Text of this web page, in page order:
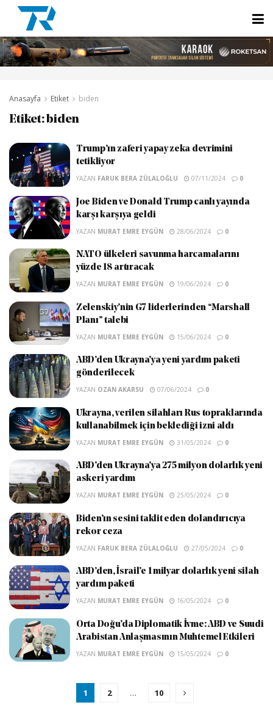
Anasayfa Etiket biden
Etiket: biden
Trump’ın zaferi yapay zeka devrimini
tetikliyor
YAZAN FARUK BERA ZÜLALOĞLU 07/11/2024 0
Joe Biden ve Donald Trump canlı yayında
karşı karşıya geldi
YAZAN MURAT EMRE EYGÜN 28/06/2024 0
NATO ülkeleri savunma harcamalarını
yüzde 18 artıracak
YAZAN MURAT EMRE EYGÜN 19/06/2024 0
Zelenskiy’nin G7 liderlerinden “Marshall
Planı” talebi
YAZAN MURAT EMRE EYGÜN 15/06/2024 0
ABD’den Ukrayna’ya yeni yardım paketi
gönderilecek
YAZAN OZAN AKARSU 07/06/2024 0
Ukrayna, verilen silahları Rus topraklarında
kullanabilmek için beklediği izni aldı
YAZAN MURAT EMRE EYGÜN 31/05/2024 0
ABD’den Ukrayna’ya 275 milyon dolarlık yeni
askeri yardım
YAZAN MURAT EMRE EYGÜN 25/05/2024 0
Biden’ın sesini taklit eden dolandırıcıya
rekor ceza
YAZAN FARUK BERA ZÜLALOĞLU 27/05/2024 0
ABD’den, İsrail’e 1 milyar dolarlık yeni silah
yardım paketi
YAZAN MURAT EMRE EYGÜN 16/05/2024 0
Orta Doğu’da Diplomatik İvme: ABD ve Suudi
Arabistan Anlaşmasının Muhtemel Etkileri
YAZAN MURAT EMRE EYGÜN 15/05/2024 0
1 2 … 10